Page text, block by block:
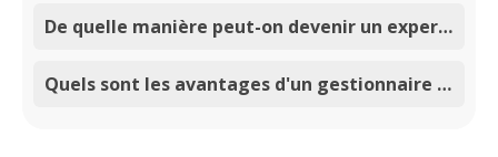
De quelle manière peut-on devenir un expert certifié en google adwords ?
Quels sont les avantages d'un gestionnaire expert en adwords chez Google ?